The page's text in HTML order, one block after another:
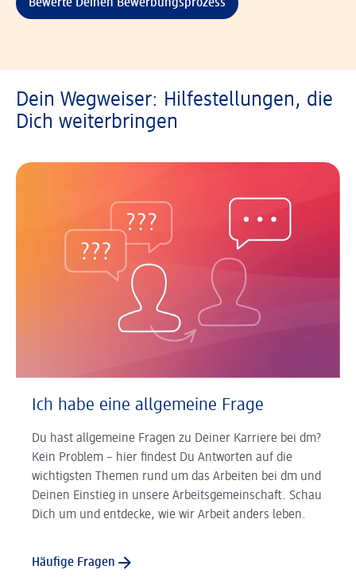
Bewerte Deinen Bewerbungsprozess
Dein Wegweiser: Hilfestellungen, die
Dich weiterbringen
Ich habe eine allgemeine Frage
Du hast allgemeine Fragen zu Deiner Karriere bei dm?
Kein Problem – hier findest Du Antworten auf die
wichtigsten Themen rund um das Arbeiten bei dm und
Deinen Einstieg in unsere Arbeitsgemeinschaft. Schau
Dich um und entdecke, wie wir Arbeit anders leben.
Häufige Fragen